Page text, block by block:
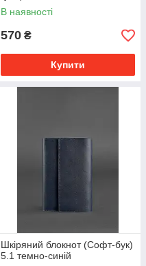
В наявності
570 ₴
Купити
Шкіряний блокнот (Софт-бук)
5.1 темно-синій